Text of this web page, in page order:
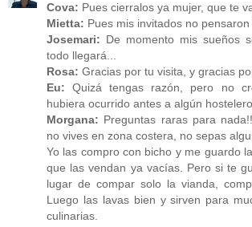
Cova: Pues cierralos ya mujer, que te
Mietta: Pues mis invitados no pensaron
Josemari: De momento mis sueños
todo llegará...
Rosa: Gracias por tu visita, y gracias
Eu: Quizá tengas razón, pero no
hubiera ocurrido antes a algún
Morgana: Preguntas raras para
no vives en zona costera, no sepas
Yo las compro con bicho y me guardo
que las vendan ya vacías. Pero si te
lugar de compar solo la vianda,
Luego las lavas bien y sirven para
culinarias.